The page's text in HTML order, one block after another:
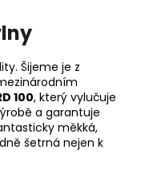
Šijeme je z
100, který vylučuje
a garantuje
měkká,
šetrná nejen k